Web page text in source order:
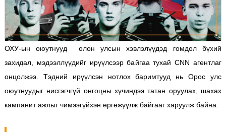
ОХУ-ын оюутнууд олон улсын хэвлэлүүдэд гомдол бүхий
захидал, мэдээллүүдийг ирүүлсээр байгаа тухай CNN агентлаг
онцолжээ. Тэдний ирүүлсэн нотлох баримтууд нь Орос улс
оюутнуудыг нисгэгчгүй онгоцны хүчиндээ татан оруулах, шахах
кампанит ажлыг чимээгүйхэн өргөжүүлж байгааг харуулж байна.